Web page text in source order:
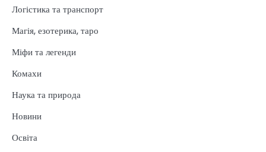
Логістика та транспорт
Магія, езотерика, таро
Міфи та легенди
Комахи
Наука та природа
Новини
Освіта